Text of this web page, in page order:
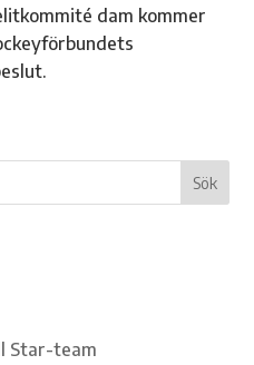
dam kommer
Star-team